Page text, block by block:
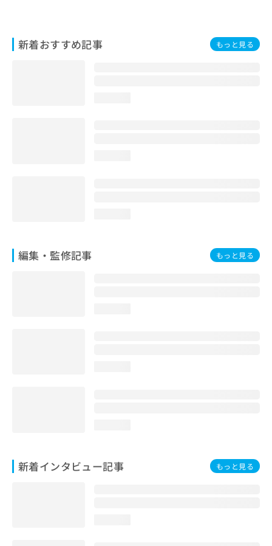
新着おすすめ記事 もっと見る
編集・監修記事 もっと見る
新着インタビュー記事 もっと見る
合